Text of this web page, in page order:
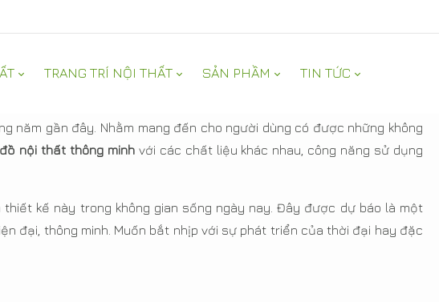
TRANG TRÍ NỘI THẤT SẢN PHẦM TIN TỨC
MOREHOME
gần đây. Nhằm mang đến cho người dùng có được những không
đồ nội thất thông minhvới các chất liệu khác nhau, công năng sử dụng
kế này trong không gian sống ngày nay. Đây được dự báo là một
đại, thông minh. Muốn bắt nhịp với sự phát triển của thời đại hay đặc